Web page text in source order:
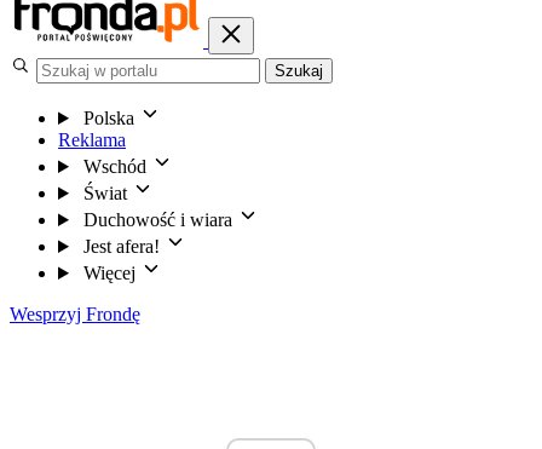
Szukaj
Polska
Reklama
Wschód
Świat
Duchowość i wiara
Jest afera!
Więcej
Wesprzyj Frondę